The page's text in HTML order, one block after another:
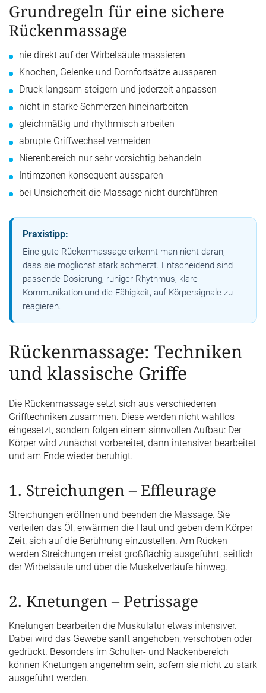
Grundregeln für eine sichere
Rückenmassage
nie direkt auf der Wirbelsäule massieren
Knochen, Gelenke und Dornfortsätze aussparen
Druck langsam steigern und jederzeit anpassen
nicht in starke Schmerzen hineinarbeiten
gleichmäßig und rhythmisch arbeiten
abrupte Griffwechsel vermeiden
Nierenbereich nur sehr vorsichtig behandeln
Intimzonen konsequent aussparen
bei Unsicherheit die Massage nicht durchführen
Praxistipp:
Eine gute Rückenmassage erkennt man nicht daran,
dass sie möglichst stark schmerzt. Entscheidend sind
passende Dosierung, ruhiger Rhythmus, klare
Kommunikation und die Fähigkeit, auf Körpersignale zu
reagieren.
Rückenmassage: Techniken
und klassische Griffe
Die Rückenmassage setzt sich aus verschiedenen
Grifftechniken zusammen. Diese werden nicht wahllos
eingesetzt, sondern folgen einem sinnvollen Aufbau: Der
Körper wird zunächst vorbereitet, dann intensiver bearbeitet
und am Ende wieder beruhigt.
1. Streichungen – Effleurage
Streichungen eröffnen und beenden die Massage. Sie
verteilen das Öl, erwärmen die Haut und geben dem Körper
Zeit, sich auf die Berührung einzustellen. Am Rücken
werden Streichungen meist großflächig ausgeführt, seitlich
der Wirbelsäule und über die Muskelverläufe hinweg.
2. Knetungen – Petrissage
Knetungen bearbeiten die Muskulatur etwas intensiver.
Dabei wird das Gewebe sanft angehoben, verschoben oder
gedrückt. Besonders im Schulter- und Nackenbereich
können Knetungen angenehm sein, sofern sie nicht zu stark
ausgeführt werden.